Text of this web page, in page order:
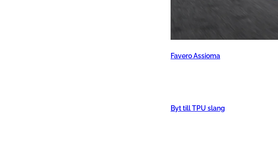
Favero Assioma
Byt till TPU slang